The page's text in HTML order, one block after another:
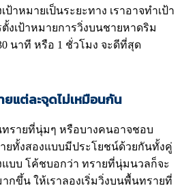
าหมายเป็นระยะทาง เราอาจทำเป้า
งเป้าหมายการวิ่งบนชายหาดริม
นาที หรือ 1 ชั่วโมง จะดีที่สุด
ยแต่ละจุดไม่เหมือนกัน
รายที่นุ่มๆ หรือบางคนอาจชอบ
ยทั้งสองแบบมีประโยชน์ด้วยกันทั้งคู่
แบบ โค้ชบอกว่า ทรายที่นุ่มนวลก็จะ
กขึ้น ให้เราลองเริ่มวิ่งบนพื้นทรายที่